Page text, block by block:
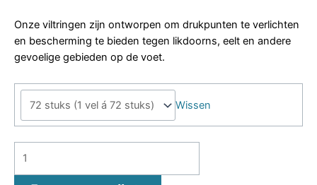
Onze viltringen zijn ontworpen om drukpunten te verlichten
en bescherming te bieden tegen likdoorns, eelt en andere
gevoelige gebieden op de voet.
Wissen